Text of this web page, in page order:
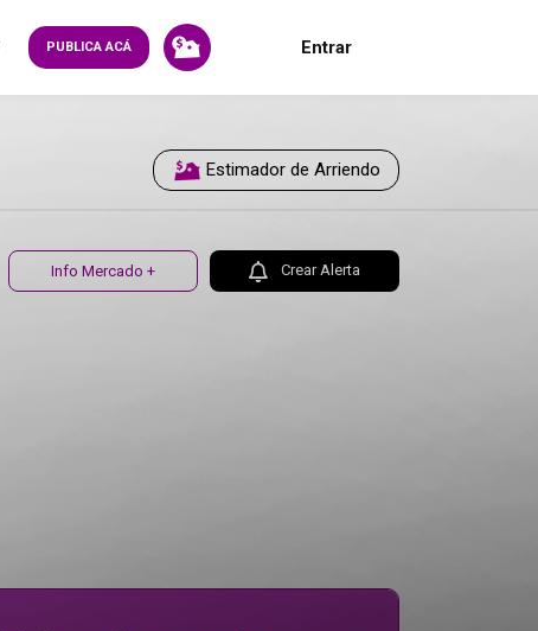
PUBLICA ACÁ Entrar
Estimador de Arriendo
Info Mercado + Crear Alerta